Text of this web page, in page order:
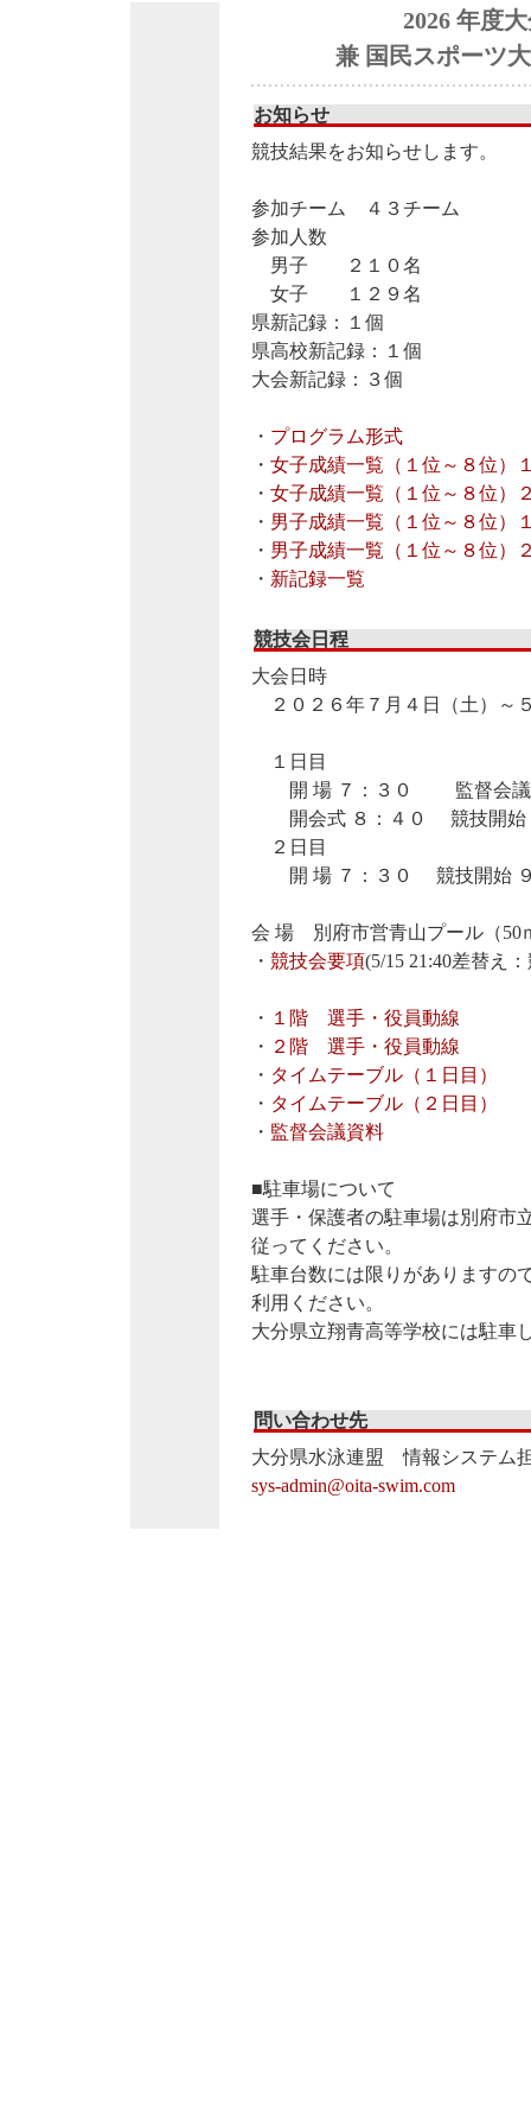
2026 年度
兼 国民スポーツ
お知らせ
競技結果をお知らせします。
参加チーム ４３チーム
参加人数
男子 ２１０名
女子 １２９名
県新記録：１個
県高校新記録：１個
大会新記録：３個
・ プログラム形式
・ 女子成績一覧（１位～８位）
・ 女子成績一覧（１位～８位）
・ 男子成績一覧（１位～８位）
・ 男子成績一覧（１位～８位）
・ 新記録一覧
競技会日程
大会日時
２０２６年７月４日（土）～
１日目
開 場 ７：３０ 監督会議
開会式 ８：４０ 競技開始
２日目
開 場 ７：３０ 競技開始
会 場 別府市営青山プール（50
・ 競技会要項(5/15 21:40差替え
・ １階 選手・役員動線
・ ２階 選手・役員動線
・ タイムテーブル（１日目）
・ タイムテーブル（２日目）
・ 監督会議資料
■駐車場について
選手・保護者の駐車場は別府市
従ってください。
駐車台数には限りがありますの
利用ください。
大分県立翔青高等学校には駐車
問い合わせ先
大分県水泳連盟 情報システム
sys-admin@oita-swim.com